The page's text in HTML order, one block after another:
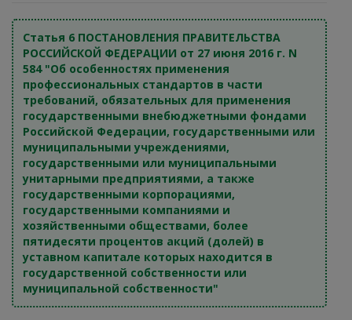
Статья 6 ПОСТАНОВЛЕНИЯ ПРАВИТЕЛЬСТВА
РОССИЙСКОЙ ФЕДЕРАЦИИ от 27 июня 2016 г. N
584 "Об особенностях применения
профессиональных стандартов в части
требований, обязательных для применения
государственными внебюджетными фондами
Российской Федерации, государственными или
муниципальными учреждениями,
государственными или муниципальными
унитарными предприятиями, а также
государственными корпорациями,
государственными компаниями и
хозяйственными обществами, более
пятидесяти процентов акций (долей) в
уставном капитале которых находится в
государственной собственности или
муниципальной собственности"